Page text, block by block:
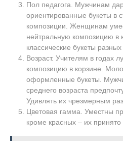
Пол педагога. Мужчинам
ориентированные букеты в
композиции. Женщинам
нейтральную композицию в
классические букеты
Возраст. Учителям в годах
композицию в корзине.
оформленные букеты.
среднего возраста
Удивлять их чрезмерным
Цветовая гамма. Уместны
кроме красных – их